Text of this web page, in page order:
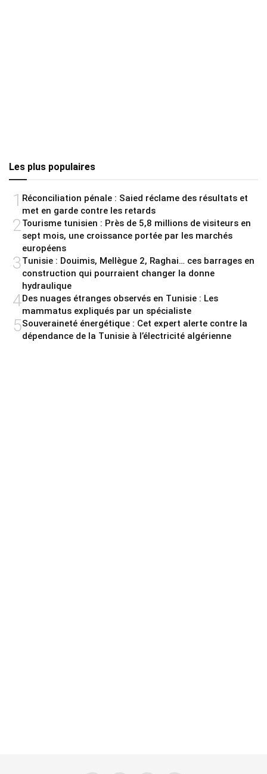
Les plus populaires
1 Réconciliation pénale : Saied réclame des résultats et
met en garde contre les retards
2Tourisme tunisien : Près de 5,8 millions de visiteurs en
sept mois, une croissance portée par les marchés
européens
3Tunisie : Douimis, Mellègue 2, Raghai… ces barrages en
construction qui pourraient changer la donne
hydraulique
4Des nuages étranges observés en Tunisie : Les
mammatus expliqués par un spécialiste
5Souveraineté énergétique : Cet expert alerte contre la
dépendance de la Tunisie à l’électricité algérienne